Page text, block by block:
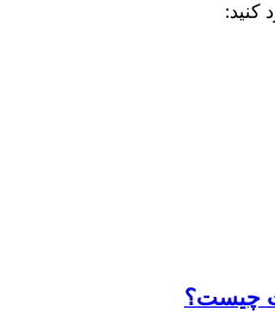
کنید:
چیست؟